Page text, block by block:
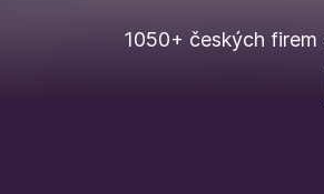
1050+ českých firem